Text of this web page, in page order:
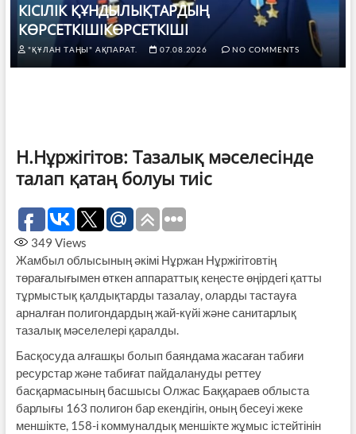
КІСІЛІК ҚҰНДЫЛЫҚТАРДЫҢ
КӨРСЕТКІШІКӨРСЕТКІШІ
"ҚҰЛАН ТАҢЫ" АҚПАРАТ. 07.08.2026 NO COMMENTS
Н.Нұржігітов: Тазалық мәселесінде
талап қатаң болуы тиіс
349 Views
Жамбыл облысының әкімі Нұржан Нұржігітовтің
төрағалығымен өткен аппараттық кеңесте өңірдегі қатты
тұрмыстық қалдықтарды тазалау, оларды тастауға
арналған полигондардың жай-күйі және санитарлық
тазалық мәселелері қаралды.
Басқосуда алғашқы болып баяндама жасаған табиғи
ресурстар және табиғат пайдалануды реттеу
басқармасының басшысы Олжас Баққараев облыста
барлығы 163 полигон бар екендігін, оның бесеуі жеке
меншікте, 158-і коммуналдық меншікте жұмыс істейтінін